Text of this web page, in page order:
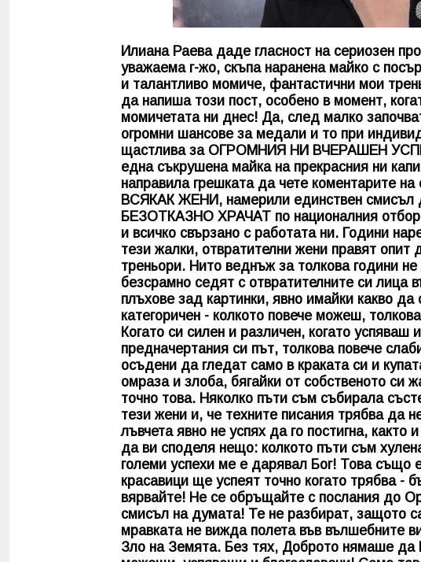
Илиана Раева даде гласност на сериозен
уважаема г-жо, скъпа наранена майко с
и талантливо момиче, фантастични мои
да напиша този пост, особено в момент,
момичетата ни днес! Да, след малко
огромни шансове за медали и то при
щастлива за ОГРОМНИЯ НИ ВЧЕРАШЕН
една съкрушена майка на прекрасния ни
направила грешката да чете
ВСЯКАК ЖЕНИ, намерили единствен
БЕЗОТКАЗНО ХРАЧАТ по националния
и всичко свързано с работата ни. Години
тези жалки, отвратителни жени правят опит
треньори. Нито веднъж за толкова години
безсрамно седят с отвратителните си лица
плъхове зад картинки, явно имайки какво
категоричен - колкото повече можеш,
Когато си силен и различен, когато успяваш
предначертания си път, толкова повече
осъдени да гледат само в краката си и
омраза и злоба, бягайки от собственото си
точно това. Няколко пъти съм събирала
тези жени и, че техните писания трябва да
лъвчета явно не успях да го постигна,
да ви споделя нещо: колкото пъти съм
големи успехи ме е дарявал Бог! Това също
красавици ще успеят точно когато трябва -
вярвайте! Не се обръщайте с послания до
смисъл на думата! Те не разбират, защото
мравката не вижда полета във вълшебните
Зло на Земята. Без тях, Доброто нямаше да